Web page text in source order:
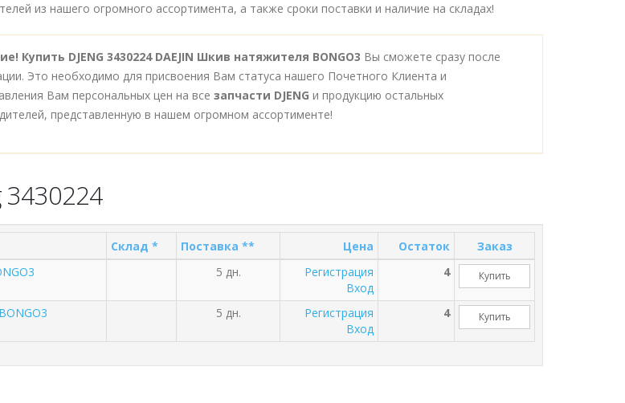
из нашего огромного ассортимента, а также сроки поставки и наличие на складах!
Купить DJENG 3430224 DAEJIN Шкив натяжителя BONGO3 Вы сможете сразу после
Это необходимо для присвоения Вам статуса нашего Почетного Клиента и
Вам персональных цен на все запчасти DJENG и продукцию остальных
представленную в нашем огромном ассортименте!
3430224
Склад * Поставка ** Цена Остаток
Заказ
5 дн.
Регистрация
Вход
4 Купить
5 дн.
Регистрация
Вход
4 Купить